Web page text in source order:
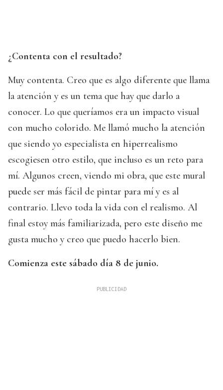
¿Contenta con el resultado?
Muy contenta. Creo que es algo diferente que llama
la atención y es un tema que hay que darlo a
conocer. Lo que queríamos era un impacto visual
con mucho colorido. Me llamó mucho la atención
que siendo yo especialista en hiperrealismo
escogiesen otro estilo, que incluso es un reto para
mí. Algunos creen, viendo mi obra, que este mural
puede ser más fácil de pintar para mí y es al
contrario. Llevo toda la vida con el realismo. Al
final estoy más familiarizada, pero este diseño me
gusta mucho y creo que puedo hacerlo bien.
Comienza este sábado día 8 de junio.